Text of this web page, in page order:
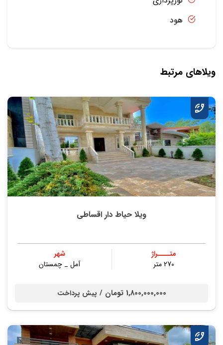
هود
ویلاهای مرتبط
ویلا حیاط دار اقساطی
متــــراژ
270 متر
شهر
آمل _ چمستان
1,800,000,000 تومان / پیش پرداخت